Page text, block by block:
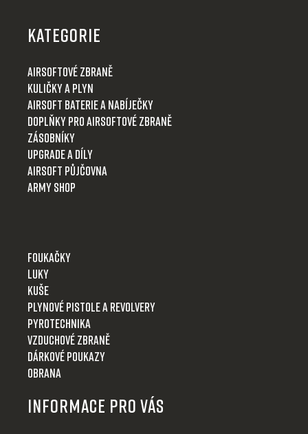
KATEGORIE
Airsoftové zbraně
Kuličky a plyn
Airsoft baterie a nabíječky
Doplňky pro airsoftové zbraně
Zásobníky
Upgrade a díly
Airsoft půjčovna
Army shop
Foukačky
Luky
Kuše
Plynové pistole a revolvery
Pyrotechnika
Vzduchové zbraně
Dárkové poukazy
Obrana
Informace pro Vás